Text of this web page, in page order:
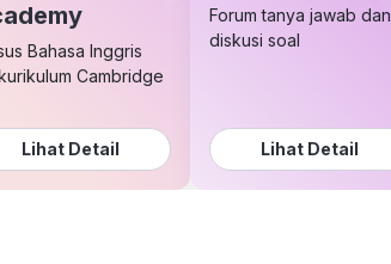
Bahasa Inggris
Cambridge
Lihat Detail
Forum tanya jawab dan
diskusi soal
Lihat Detail